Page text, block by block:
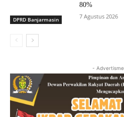
DPRD Banjarmasin
80%
7 Agustus 2026
-